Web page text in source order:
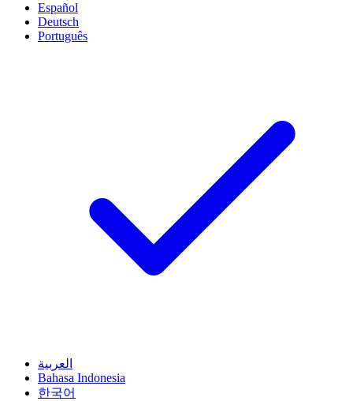
Español
Deutsch
Português
العربية
Bahasa Indonesia
한국어